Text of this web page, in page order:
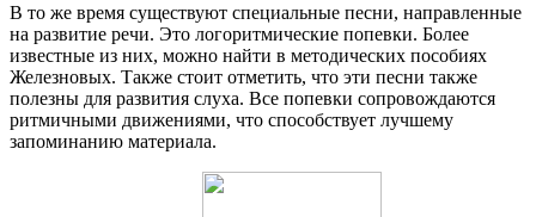
В то же время существуют специальные песни, направленные
на развитие речи. Это логоритмические попевки. Более
известные из них, можно найти в методических пособиях
Железновых. Также стоит отметить, что эти песни также
полезны для развития слуха. Все попевки сопровождаются
ритмичными движениями, что способствует лучшему
запоминанию материала.